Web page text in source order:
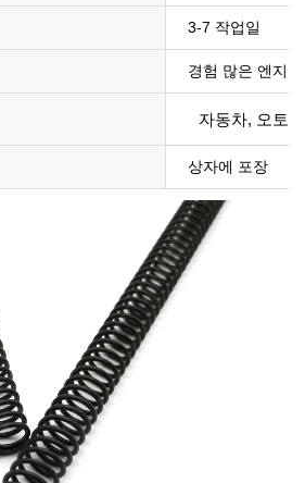
3-7 작업일
경험 많은 엔지
자동차, 오토
상자에 포장